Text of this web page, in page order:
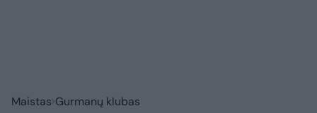
Maistas Gurmanų klubas